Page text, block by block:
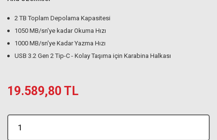
2 TB Toplam Depolama Kapasitesi
1050 MB/sn'ye kadar Okuma Hızı
1000 MB/sn'ye Kadar Yazma Hızı
USB 3.2 Gen 2 Tip-C - Kolay Taşıma için Karabina Halkası
19.589,80 TL